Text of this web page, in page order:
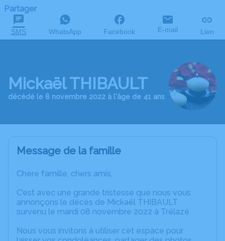
Partager
SMS WhatsApp Facebook E-mail Lien
Mickaël THIBAULT
décédé le 8 novembre 2022 à l'âge de 41 ans
Message de la famille
Chère famille, chers amis,
C’est avec une grande tristesse que nous vous
annonçons le décès de Mickaël THIBAULT
survenu le mardi 08 novembre 2022 à Trélazé.
Nous vous invitons à utiliser cet espace pour